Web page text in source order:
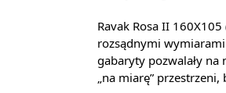
Ravak Rosa II
rozsądnymi
gabaryty pozwalały
„na miarę”